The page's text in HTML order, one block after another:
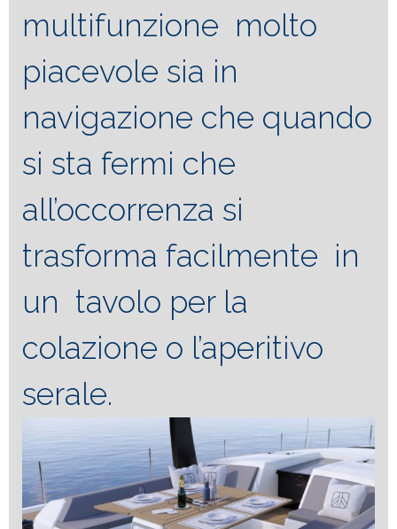
multifunzione molto
piacevole sia in
navigazione che quando
si sta fermi che
all’occorrenza si
trasforma facilmente in
un tavolo per la
colazione o l’aperitivo
serale.